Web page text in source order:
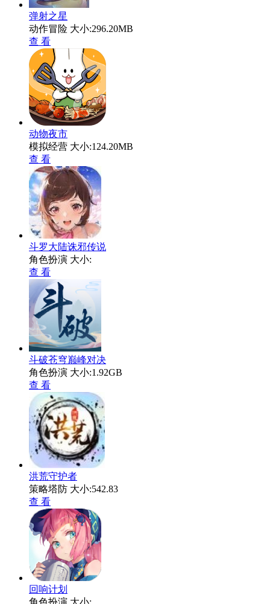
弹射之星
动作冒险 大小:296.20MB
查 看
动物夜市
模拟经营 大小:124.20MB
查 看
斗罗大陆诛邪传说
角色扮演 大小:
查 看
斗破苍穹巅峰对决
角色扮演 大小:1.92GB
查 看
洪荒守护者
策略塔防 大小:542.83
查 看
回响计划